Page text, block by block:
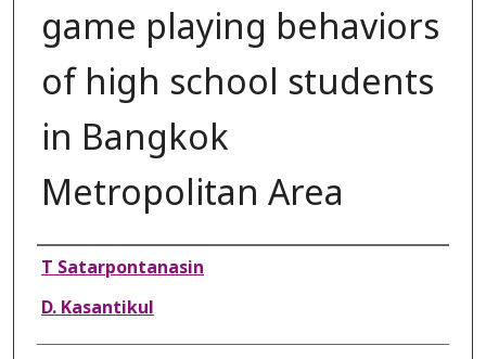
game playing behaviors
of high school students
in Bangkok
Metropolitan Area
Authors
T Satarpontanasin
D. Kasantikul